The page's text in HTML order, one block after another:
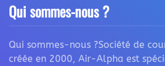
Qui sommes-nous ?
Qui sommes-nous ?Société de
créée en 2000, Air-Alpha est